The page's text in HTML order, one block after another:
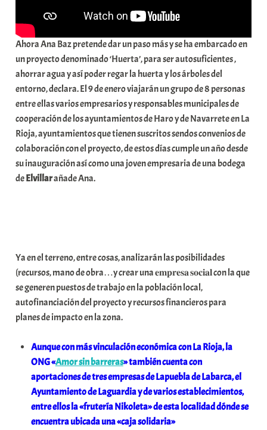
Ahora Ana Baz pretende dar un paso más y se ha embarcado en
un proyecto denominado ‘Huerta’, para ser autosuficientes ,
ahorrar agua y así poder regar la huerta y los árboles del
entorno, declara. El 9 de enero viajarán un grupo de 8 personas
entre ellas varios empresarios y responsables municipales de
cooperación de los ayuntamientos de Haro y de Navarrete en La
Rioja, ayuntamientos que tienen suscritos sendos convenios de
colaboración con el proyecto, de estos días cumple un año desde
su inauguración así como una joven empresaria de una bodega
deElvillarañade Ana.
Ya en el terreno, entre cosas, analizarán las posibilidades
(recursos, mano de obra…y crear una 𝐞𝐦𝐩𝐫𝐞𝐬𝐚 𝐬𝐨𝐜𝐢𝐚𝐥 con la que
se generen puestos de trabajo en la población local,
autofinanciación del proyecto y recursos financieros para
planes de impacto en la zona.
Aunque con más vinculación económica con La Rioja, la
ONG «Amor sin barreras» también cuenta con
aportaciones de tres empresas de Lapuebla de Labarca, el
Ayuntamiento de Laguardia y de varios establecimientos,
entre ellos la «frutería Nikoleta» de esta localidad dónde se
encuentra ubicada una «caja solidaria»